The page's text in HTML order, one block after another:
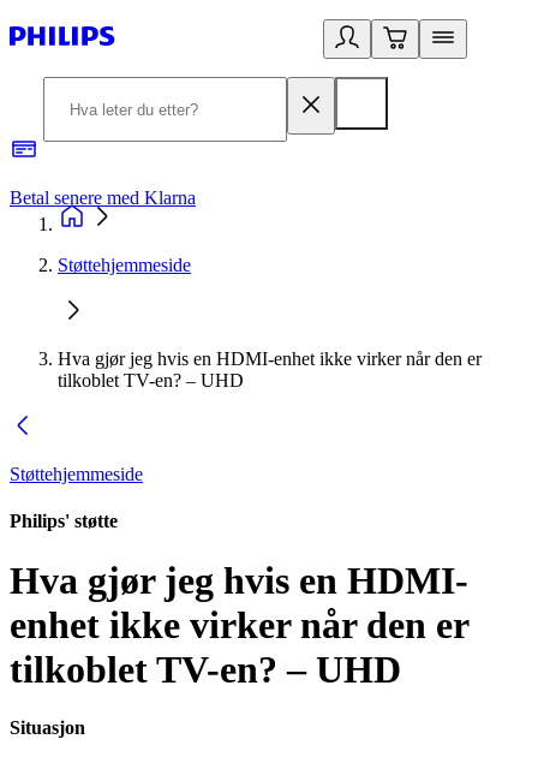
Betal senere med Klarna
Støttehjemmeside
Hva gjør jeg hvis en HDMI-enhet ikke virker når den er
tilkoblet TV-en? – UHD
Støttehjemmeside
Philips' støtte
Hva gjør jeg hvis en HDMI-
enhet ikke virker når den er
tilkoblet TV-en? – UHD
Situasjon